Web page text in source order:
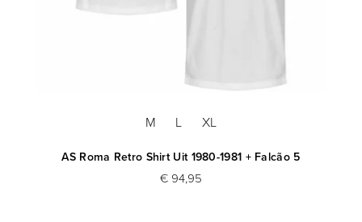
M L XL
AS Roma Retro Shirt Uit 1980-1981 + Falcão 5
€ 94,95